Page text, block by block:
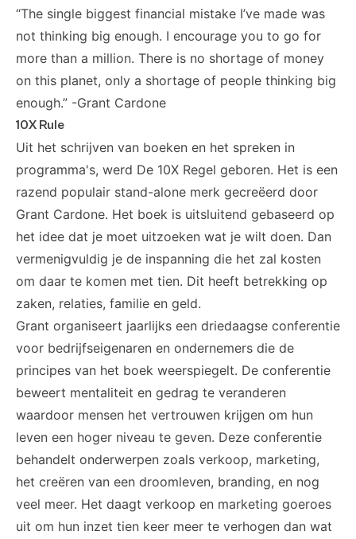
“The single biggest financial mistake I’ve made was
not thinking big enough. I encourage you to go for
more than a million. There is no shortage of money
on this planet, only a shortage of people thinking big
enough.” -Grant Cardone
10X Rule
Uit het schrijven van boeken en het spreken in
programma's, werd De 10X Regel geboren. Het is een
razend populair stand-alone merk gecreëerd door
Grant Cardone. Het boek is uitsluitend gebaseerd op
het idee dat je moet uitzoeken wat je wilt doen. Dan
vermenigvuldig je de inspanning die het zal kosten
om daar te komen met tien. Dit heeft betrekking op
zaken, relaties, familie en geld.
Grant organiseert jaarlijks een driedaagse conferentie
voor bedrijfseigenaren en ondernemers die de
principes van het boek weerspiegelt. De conferentie
beweert mentaliteit en gedrag te veranderen
waardoor mensen het vertrouwen krijgen om hun
leven een hoger niveau te geven. Deze conferentie
behandelt onderwerpen zoals verkoop, marketing,
het creëren van een droomleven, branding, en nog
veel meer. Het daagt verkoop en marketing goeroes
uit om hun inzet tien keer meer te verhogen dan wat